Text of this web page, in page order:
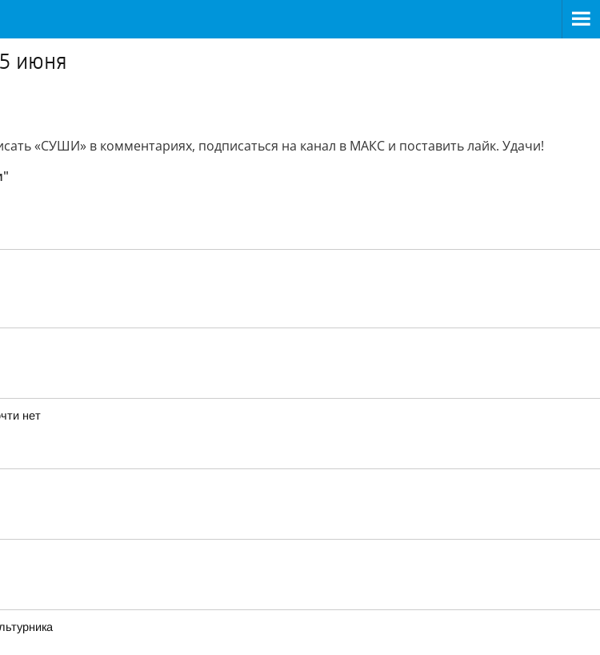
июня
«СУШИ» в комментариях, подписаться на канал в МАКС и поставить лайк. Удачи!
нет